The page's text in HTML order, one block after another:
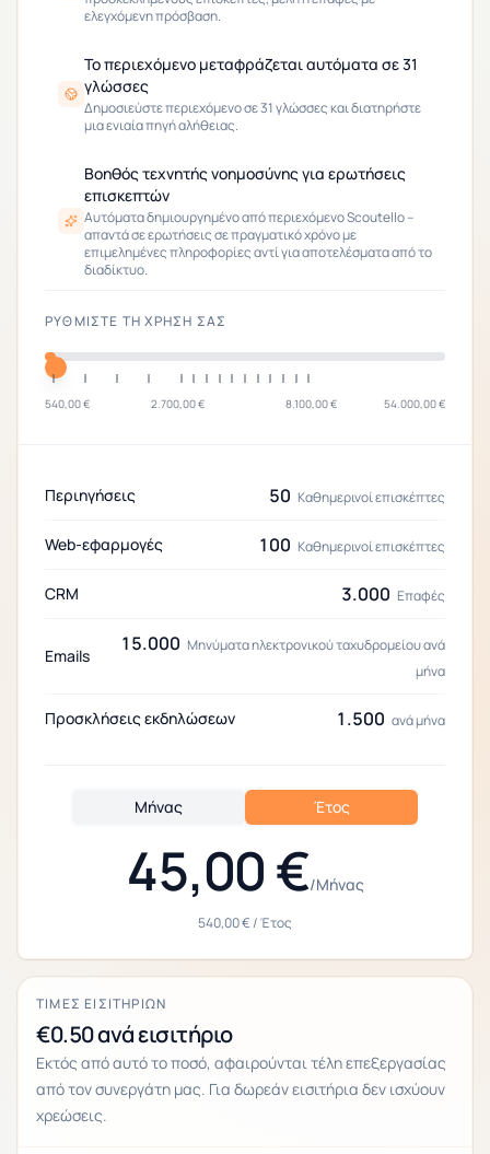
ελεγχόμενη πρόσβαση.
Το περιεχόμενο μεταφράζεται αυτόματα σε 31
γλώσσες
Δημοσιεύστε περιεχόμενο σε 31 γλώσσες και διατηρήστε
μια ενιαία πηγή αλήθειας.
Βοηθός τεχνητής νοημοσύνης για ερωτήσεις
επισκεπτών
Αυτόματα δημιουργημένο από περιεχόμενο Scoutello –
απαντά σε ερωτήσεις σε πραγματικό χρόνο με
επιμελημένες πληροφορίες αντί για αποτελέσματα από το
διαδίκτυο.
ΡΥΘΜΊΣΤΕ ΤΗ ΧΡΉΣΗ ΣΑΣ
540,00 € 2.700,00 € 8.100,00 € 54.000,00 €
Περιηγήσεις 50 Καθημερινοί επισκέπτες
Web-εφαρμογές 100 Καθημερινοί επισκέπτες
CRM 3.000 Επαφές
Emails
15.000 Μηνύματα ηλεκτρονικού ταχυδρομείου ανά
μήνα
Προσκλήσεις εκδηλώσεων 1.500 ανά μήνα
Μήνας Έτος
45,00 €/Μήνας
540,00 € /Έτος
ΤΙΜΈΣ ΕΙΣΙΤΗΡΊΩΝ
€0.50 ανά εισιτήριο
Εκτός από αυτό το ποσό, αφαιρούνται τέλη επεξεργασίας
από τον συνεργάτη μας. Για δωρεάν εισιτήρια δεν ισχύουν
χρεώσεις.